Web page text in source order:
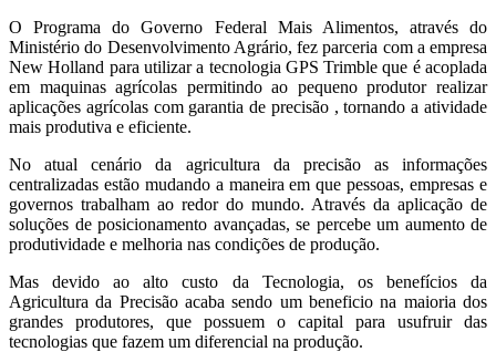
O Programa do Governo Federal Mais Alimentos, através do
Ministério do Desenvolvimento Agrário, fez parceria com a empresa
New Holland para utilizar a tecnologia GPS Trimble que é acoplada
em maquinas agrícolas permitindo ao pequeno produtor realizar
aplicações agrícolas com garantia de precisão , tornando a atividade
mais produtiva e eficiente.
No atual cenário da agricultura da precisão as informações
centralizadas estão mudando a maneira em que pessoas, empresas e
governos trabalham ao redor do mundo. Através da aplicação de
soluções de posicionamento avançadas, se percebe um aumento de
produtividade e melhoria nas condições de produção.
Mas devido ao alto custo da Tecnologia, os benefícios da
Agricultura da Precisão acaba sendo um beneficio na maioria dos
grandes produtores, que possuem o capital para usufruir das
tecnologias que fazem um diferencial na produção.